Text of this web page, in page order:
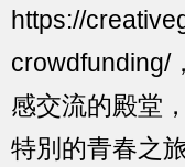
https://
crowdfunding/
感交流的殿堂
特別的青春之